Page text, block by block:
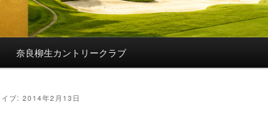
奈良柳生カントリークラブ
ブ: 2014年2月13日